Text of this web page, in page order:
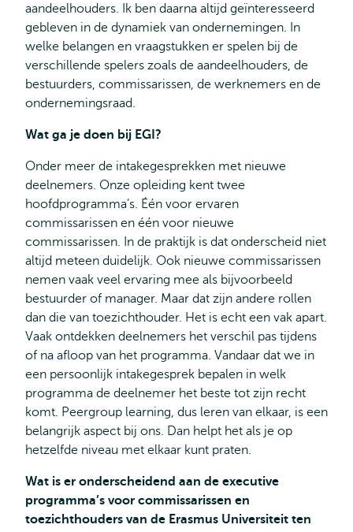
aandeelhouders. Ik ben daarna altijd geïnteresseerd
gebleven in de dynamiek van ondernemingen. In
welke belangen en vraagstukken er spelen bij de
verschillende spelers zoals de aandeelhouders, de
bestuurders, commissarissen, de werknemers en de
ondernemingsraad.
Wat ga je doen bij EGI?
Onder meer de intakegesprekken met nieuwe
deelnemers. Onze opleiding kent twee
hoofdprogramma’s. Één voor ervaren
commissarissen en één voor nieuwe
commissarissen. In de praktijk is dat onderscheid niet
altijd meteen duidelijk. Ook nieuwe commissarissen
nemen vaak veel ervaring mee als bijvoorbeeld
bestuurder of manager. Maar dat zijn andere rollen
dan die van toezichthouder. Het is echt een vak apart.
Vaak ontdekken deelnemers het verschil pas tijdens
of na afloop van het programma. Vandaar dat we in
een persoonlijk intakegesprek bepalen in welk
programma de deelnemer het beste tot zijn recht
komt. Peergroup learning, dus leren van elkaar, is een
belangrijk aspect bij ons. Dan helpt het als je op
hetzelfde niveau met elkaar kunt praten.
Wat is er onderscheidend aan de executive
programma’s voor commissarissen en
toezichthouders van de Erasmus Universiteit ten